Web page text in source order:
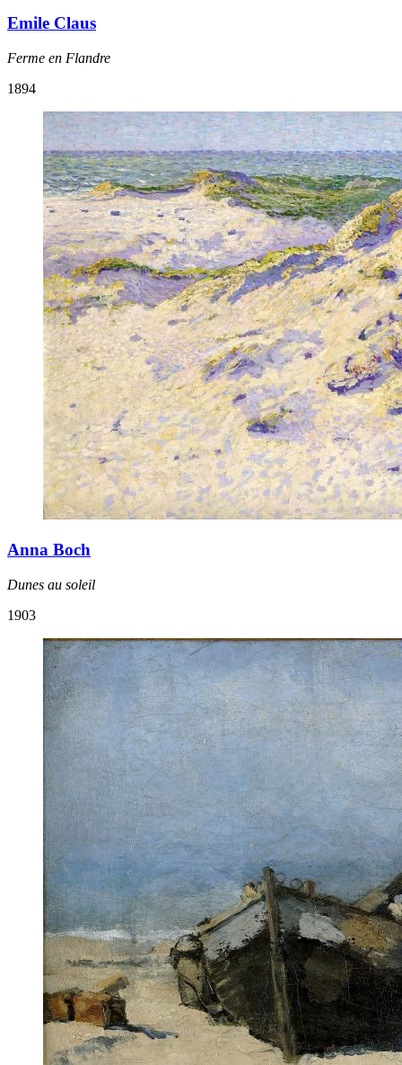
Emile Claus
Ferme en Flandre
1894
Anna Boch
Dunes au soleil
1903